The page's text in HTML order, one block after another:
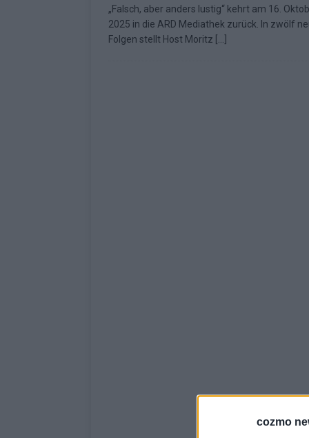
cozmo
Highlights EXTRA
[ Mai 2026 ] DARA gewinnt
„Falsch, aber anders lustig“ kehrt am 16.
2025 in die ARD Mediathek zurück. In zwölf
Folgen stellt Host Moritz